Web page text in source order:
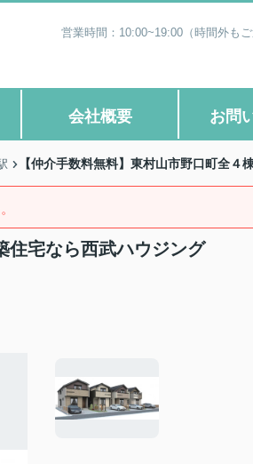
営業時間：10:00~19:00（時間外も
会社概要 お問
【仲介手数料無料】東村山市野口町全
宅なら西武ハウジング